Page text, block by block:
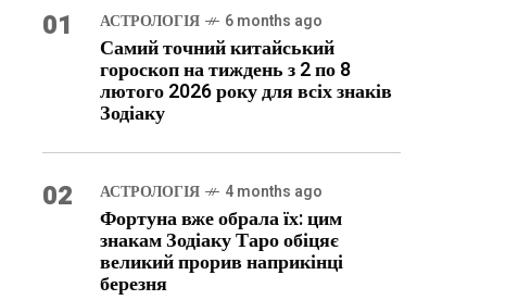
01 АСТРОЛОГІЯ 6 months ago
Самий точний китайський
гороскоп на тиждень з 2 по 8
лютого 2026 року для всіх знаків
Зодіаку
02 АСТРОЛОГІЯ 4 months ago
Фортуна вже обрала їх: цим
знакам Зодіаку Таро обіцяє
великий прорив наприкінці
березня